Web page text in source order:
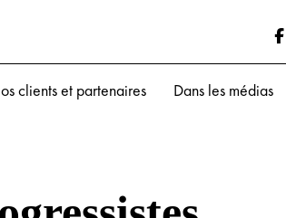
clients et partenaires Dans les médias